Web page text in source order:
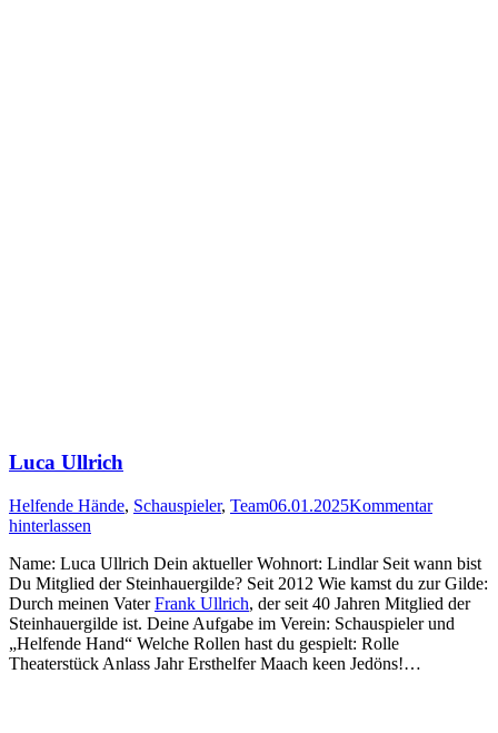
Luca Ullrich
Helfende Hände, Schauspieler, Team06.01.2025Kommentar
hinterlassen
Name: Luca Ullrich Dein aktueller Wohnort: Lindlar Seit wann bist
Du Mitglied der Steinhauergilde? Seit 2012 Wie kamst du zur Gilde:
Durch meinen VaterFrank Ullrich, der seit 40 Jahren Mitglied der
Steinhauergilde ist. Deine Aufgabe im Verein: Schauspieler und
„Helfende Hand“ Welche Rollen hast du gespielt: Rolle
Theaterstück Anlass Jahr Ersthelfer Maach keen Jedöns!…